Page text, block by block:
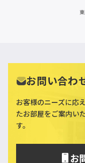
お問い合わ
お客様のニーズに応
たお部屋をご案内い
す。
お